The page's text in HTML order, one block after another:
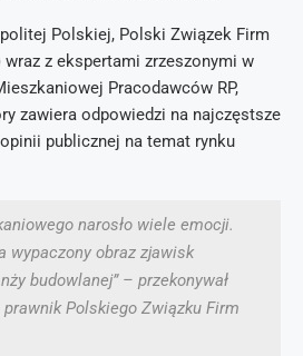
Polskiej, Polski Związek Firm
wraz z ekspertami zrzeszonymi w
Pracodawców RP,
zawiera odpowiedzi na najczęstsze
publicznej na temat rynku
narosło wiele emocji.
wypaczony obraz zjawisk
budowlanej” – przekonywał
Polskiego Związku Firm